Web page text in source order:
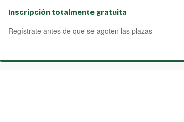
Inscripción totalmente gratuita
Regístrate antes de que se agoten las plazas